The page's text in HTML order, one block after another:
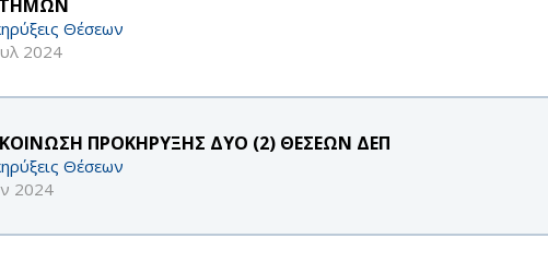
Θέσεων
2024
ΠΡΟΚΗΡΥΞΗΣ ΔΥΟ (2) ΘΕΣΕΩΝ ΔΕΠ
Θέσεων
2024